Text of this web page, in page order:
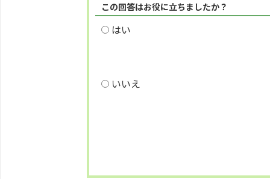
この回答はお役に立ちましたか？
はい
いいえ